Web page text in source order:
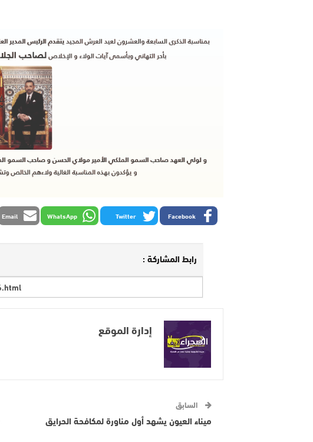
Facebook
Twitter
WhatsApp
Email
رابط المشاركة :
إدارة الموقع
السابق
ميناء العيون يشهد أول مناورة لمكافحة الحرايق